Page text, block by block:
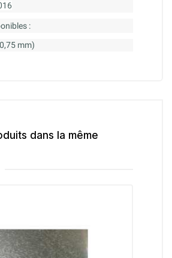
:
mm)
dans la même